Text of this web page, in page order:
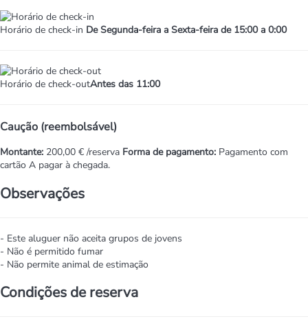
Horário de check-in De Segunda-feira a Sexta-feira de 15:00 a 0:00
Horário de check-outAntes das 11:00
Caução (reembolsável)
Montante: 200,00 € /reserva Forma de pagamento: Pagamento com
cartão A pagar à chegada.
Observações
- Este aluguer não aceita grupos de jovens
- Não é permitido fumar
- Não permite animal de estimação
Condições de reserva